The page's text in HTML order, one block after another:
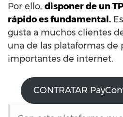
Por ello, disponer de un
rápido es fundamental.
gusta a muchos clientes
una de las plataformas de
importantes de internet.
CONTRATAR